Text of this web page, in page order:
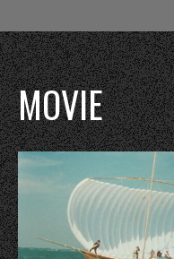
MOVIE